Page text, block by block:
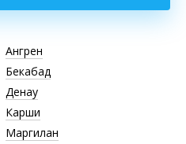
Ангрен
Бекабад
Денау
Карши
Маргилан